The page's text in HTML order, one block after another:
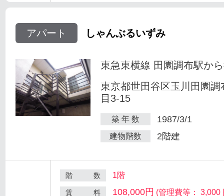
アパート しゃんぶるいずみ
東急東横線 田園調布駅か
東京都世田谷区玉川田園調
目3-15
築 年 数 1987/3/1
建物階数 2階建
階 数 1階
賃 料 108,000円 (管理費等： 3,000